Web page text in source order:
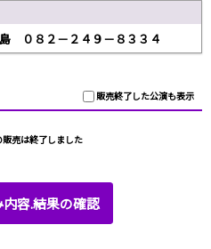
０８２－２４９－８３３４
販売終了した公演も表示
販売は終了しました
容.結果の確認